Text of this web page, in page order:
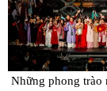
Những phong trào